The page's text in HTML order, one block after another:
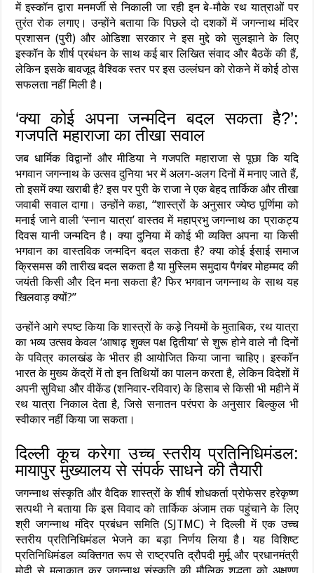
में इस्कॉन द्वारा मनमर्जी से निकाली जा रही इन बे-मौके रथ यात्राओं पर
तुरंत रोक लगाए। उन्होंने बताया कि पिछले दो दशकों में जगन्नाथ मंदिर
प्रशासन (पुरी) और ओडिशा सरकार ने इस मुद्दे को सुलझाने के लिए
इस्कॉन के शीर्ष प्रबंधन के साथ कई बार लिखित संवाद और बैठकें की हैं,
लेकिन इसके बावजूद वैश्विक स्तर पर इस उल्लंघन को रोकने में कोई ठोस
सफलता नहीं मिली है।
‘क्या कोई अपना जन्मदिन बदल सकता है?’:
गजपति महाराजा का तीखा सवाल
जब धार्मिक विद्वानों और मीडिया ने गजपति महाराजा से पूछा कि यदि
भगवान जगन्नाथ के उत्सव दुनिया भर में अलग-अलग दिनों में मनाए जाते हैं,
तो इसमें क्या खराबी है? इस पर पुरी के राजा ने एक बेहद तार्किक और तीखा
जवाबी सवाल दागा। उन्होंने कहा, “शास्त्रों के अनुसार ज्येष्ठ पूर्णिमा को
मनाई जाने वाली ‘स्नान यात्रा’ वास्तव में महाप्रभु जगन्नाथ का प्राकट्य
दिवस यानी जन्मदिन है। क्या दुनिया में कोई भी व्यक्ति अपना या किसी
भगवान का वास्तविक जन्मदिन बदल सकता है? क्या कोई ईसाई समाज
क्रिसमस की तारीख बदल सकता है या मुस्लिम समुदाय पैगंबर मोहम्मद की
जयंती किसी और दिन मना सकता है? फिर भगवान जगन्नाथ के साथ यह
खिलवाड़ क्यों?”
उन्होंने आगे स्पष्ट किया कि शास्त्रों के कड़े नियमों के मुताबिक, रथ यात्रा
का भव्य उत्सव केवल ‘आषाढ़ शुक्ल पक्ष द्वितीया’ से शुरू होने वाले नौ दिनों
के पवित्र कालखंड के भीतर ही आयोजित किया जाना चाहिए। इस्कॉन
भारत के मुख्य केंद्रों में तो इन तिथियों का पालन करता है, लेकिन विदेशों में
अपनी सुविधा और वीकेंड (शनिवार-रविवार) के हिसाब से किसी भी महीने में
रथ यात्रा निकाल देता है, जिसे सनातन परंपरा के अनुसार बिल्कुल भी
स्वीकार नहीं किया जा सकता।
दिल्ली कूच करेगा उच्च स्तरीय प्रतिनिधिमंडल:
मायापुर मुख्यालय से संपर्क साधने की तैयारी
जगन्नाथ संस्कृति और वैदिक शास्त्रों के शीर्ष शोधकर्ता प्रोफेसर हरेकृष्ण
सत्पथी ने बताया कि इस विवाद को तार्किक अंजाम तक पहुंचाने के लिए
श्री जगन्नाथ मंदिर प्रबंधन समिति (SJTMC) ने दिल्ली में एक उच्च
स्तरीय प्रतिनिधिमंडल भेजने का बड़ा निर्णय लिया है। यह विशिष्ट
प्रतिनिधिमंडल व्यक्तिगत रूप से राष्ट्रपति द्रौपदी मुर्मू और प्रधानमंत्री